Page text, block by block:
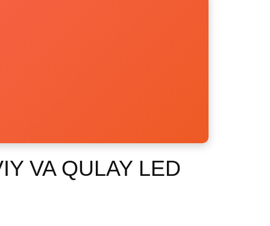
VA QULAY LED